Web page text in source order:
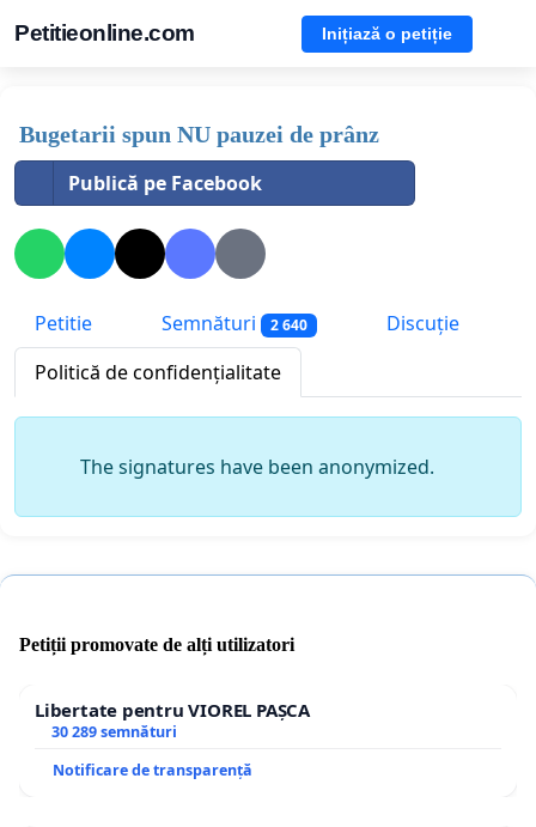
Petitieonline.com Inițiază o petiție
Bugetarii spun NU pauzei de prânz
Publică pe Facebook
Petitie Semnături 2 640
Discuție
Politică de confidențialitate
The signatures have been anonymized.
Petiții promovate de alți utilizatori
Libertate pentru VIOREL PAȘCA
30 289 semnături
Notificare de transparență